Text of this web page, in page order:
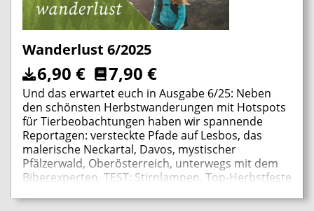
Wanderlust 6/2025
6,90 € 7,90 €
Und das erwartet euch in Ausgabe 6/25: Neben
den schönsten Herbstwanderungen mit Hotspots
für Tierbeobachtungen haben wir spannende
Reportagen: versteckte Pfade auf Lesbos, das
malerische Neckartal, Davos, mystischer
Pfälzerwald, Oberösterreich, unterwegs mit dem
Biberexperten, TEST: Stirnlampen, Top-Herbstfeste